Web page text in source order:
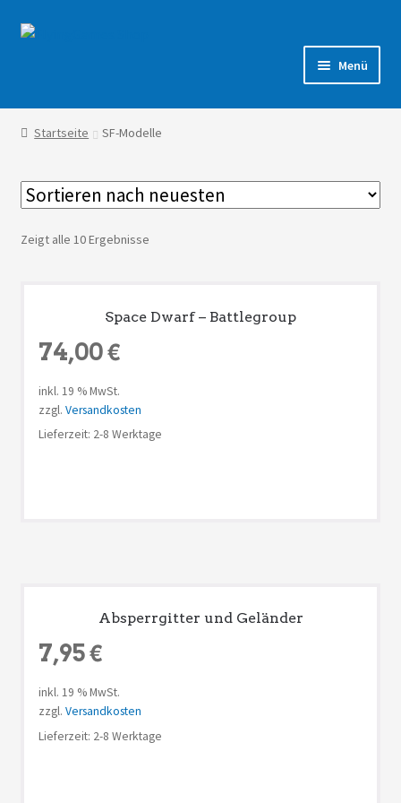
Zur
Zum
Menü
Shop
Startseite SF-Modelle
Zeigt alle 10 Ergebnisse
Space Dwarf – Battlegroup
74,00€
inkl. 19 % MwSt.
zzgl. Versandkosten
Lieferzeit: 2-8 Werktage
Absperrgitter und Geländer
7,95€
inkl. 19 % MwSt.
zzgl. Versandkosten
Lieferzeit: 2-8 Werktage